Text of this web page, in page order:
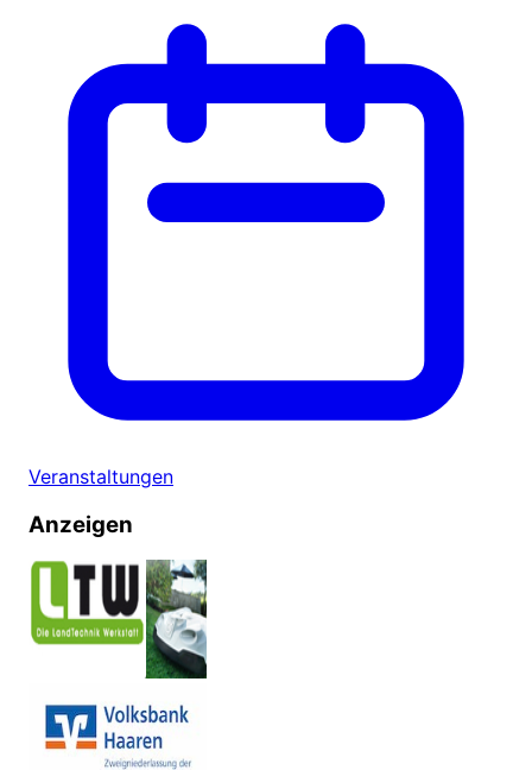
Veranstaltungen
Anzeigen